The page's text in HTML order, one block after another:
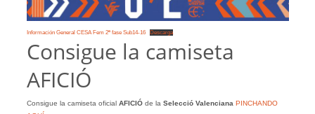
Información General CESA Fem 2ª fase Sub14-16 Descarga
Consigue la camiseta
AFICIÓ
Consigue la camiseta oficial AFICIÓde la Selecció Valenciana PINCHANDO